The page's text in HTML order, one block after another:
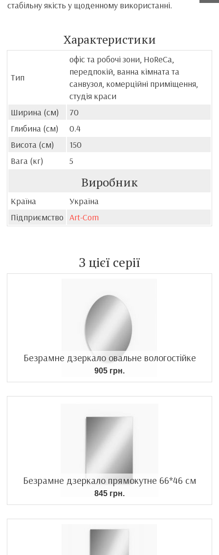
стабільну якість у щоденному використанні.
Характеристики
Тип
офіс та робочі зони, HoReCa,
передпокій, ванна кімната та
санвузол, комерційні приміщення,
студія краси
Ширина (см)
70
Глибина (см)
0.4
Висота (см)
150
Вага (кг)
5
Виробник
Країна
Україна
Підприємство Art-Com
З цієї серії
Безрамне дзеркало овальне вологостійке
905 грн.
Безрамне дзеркало прямокутне 66*46 см
845 грн.